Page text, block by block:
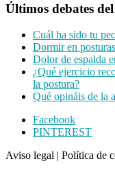
Últimos debates
Cuál ha sido tu
Dormir en
Dolor de espalda
¿Qué ejercicio
la postura?
Qué opináis de la
Footer
CTA
Facebook
PINTEREST
Aviso legal | Política de